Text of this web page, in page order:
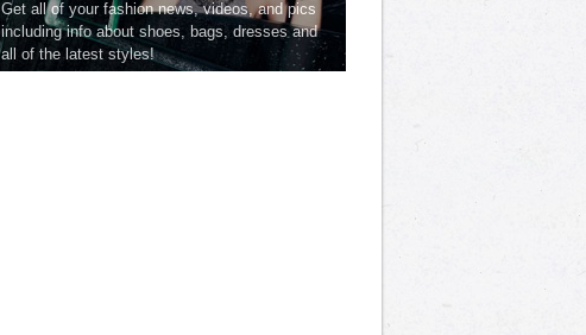
Get all of your fashion news, videos, and pics
including info about shoes, bags, dresses and
all of the latest styles!